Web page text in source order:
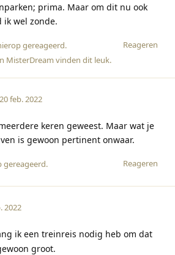
prima. Maar om dit nu ook
wel zonde.
Reageren
gereageerd.
MisterDream vinden dit leuk.
20 feb. 2022
keren geweest. Maar wat je
is gewoon pertinent onwaar.
Reageren
gereageerd.
2022
ik een treinreis nodig heb om dat
groot.